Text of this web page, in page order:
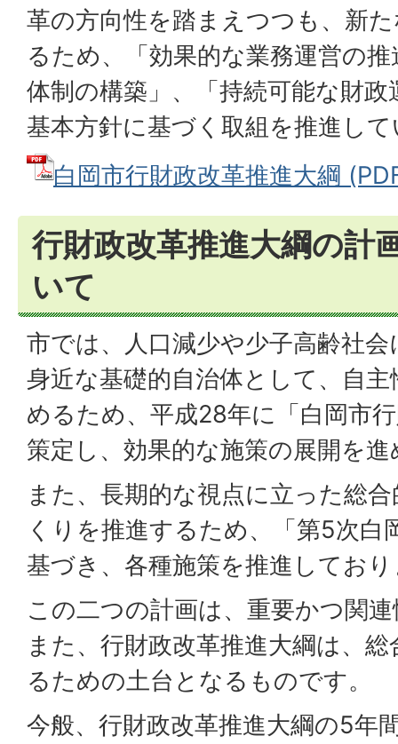
革の方向性を踏まえつつも、新
るため、「効果的な業務運営の
体制の構築」、「持続可能な財
基本方針に基づく取組を推進し
白岡市行財政改革推進大綱
行財政改革推進大綱の計
いて
市では、人口減少や少子高齢社
身近な基礎的自治体として、自
めるため、平成28年に「白岡市
策定し、効果的な施策の展開を
また、長期的な視点に立った総
くりを推進するため、「第5次白
基づき、各種施策を推進してお
この二つの計画は、重要かつ関
また、行財政改革推進大綱は、
るための土台となるものです。
今般、行財政改革推進大綱の5年